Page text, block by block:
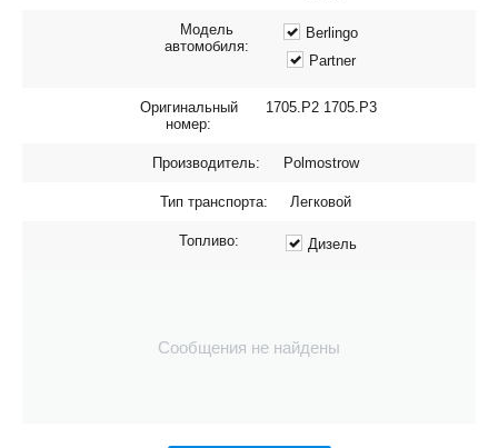
Модель
автомобиля:
Berlingo
Partner
Оригинальный
номер:
1705.P2 1705.P3
Производитель: Polmostrow
Тип транспорта: Легковой
Топливо: Дизель
Сообщения не найдены